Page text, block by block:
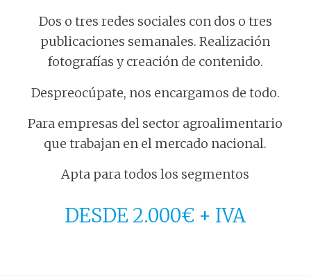
Dos o tres redes sociales con dos o tres
publicaciones semanales. Realización
fotografías y creación de contenido.
Despreocúpate, nos encargamos de todo.
Para empresas del sector agroalimentario
que trabajan en el mercado nacional.
Apta para todos los segmentos
DESDE 2.000€ + IVA